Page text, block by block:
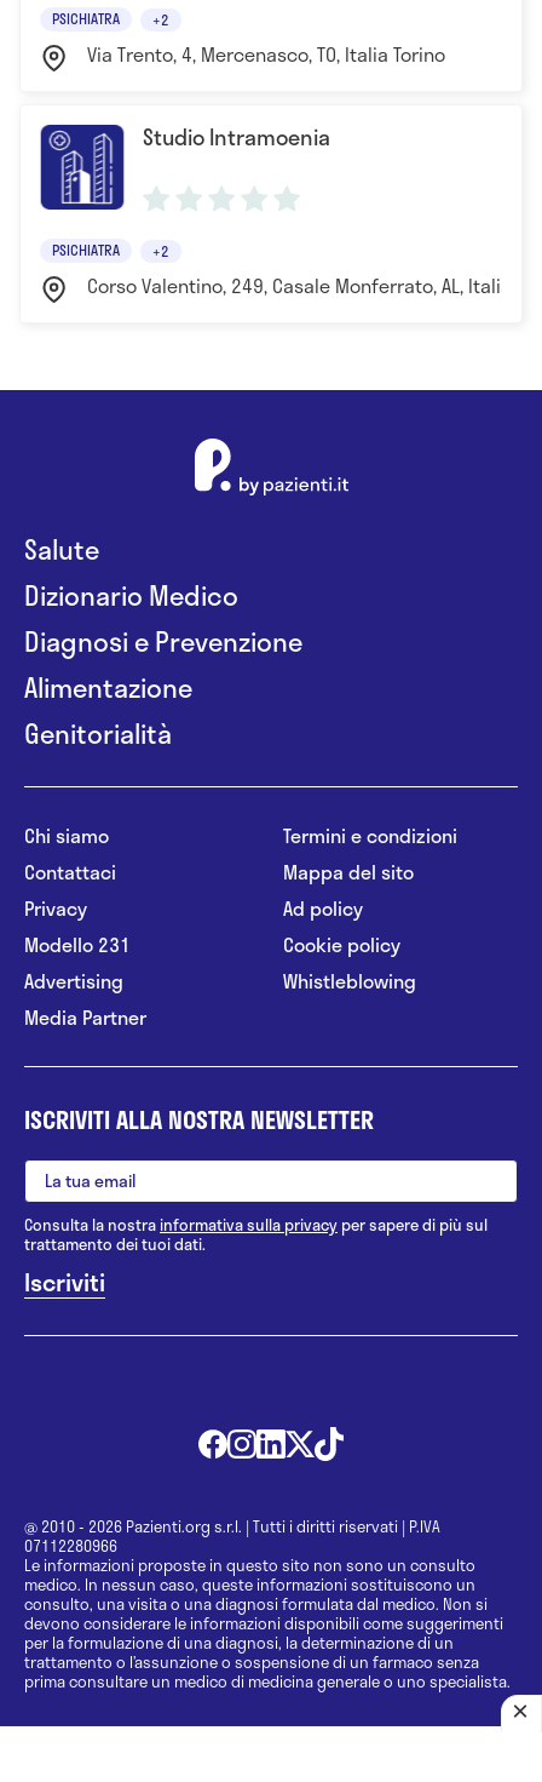
PSICHIATRA +2
Via Trento, 4, Mercenasco, TO, Italia Torino
Studio Intramoenia
PSICHIATRA +2
Corso Valentino, 249, Casale Monferrato, AL, Italia
Salute
Dizionario Medico
Diagnosi e Prevenzione
Alimentazione
Genitorialità
Chi siamo
Contattaci
Privacy
Modello 231
Advertising
Media Partner
Termini e condizioni
Mappa del sito
Ad policy
Cookie policy
Whistleblowing
ISCRIVITI ALLA NOSTRA NEWSLETTER
Consulta la nostrainformativa sulla privacy per sapere di più sul
trattamento dei tuoi dati.
@ 2010 - 2026 Pazienti.org s.r.l. | Tutti i diritti riservati | P.IVA
07112280966
Le informazioni proposte in questo sito non sono un consulto
medico. In nessun caso, queste informazioni sostituiscono un
consulto, una visita o una diagnosi formulata dal medico. Non si
devono considerare le informazioni disponibili come suggerimenti
per la formulazione di una diagnosi, la determinazione di un
trattamento o l’assunzione o sospensione di un farmaco senza
prima consultare un medico di medicina generale o uno specialista.